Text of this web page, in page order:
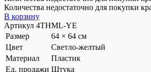
Количества недостаточно для покупки
В корзину
Артикул 4THML-YE
Размер
64 × 64 см
Цвет
Светло-желтый
Материал
Пластик
Ед. продажи Штука